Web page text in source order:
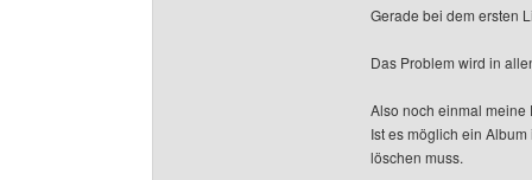
Gerade bei dem ersten
Das Problem wird in
Also noch einmal meine
Ist es möglich ein
löschen muss.